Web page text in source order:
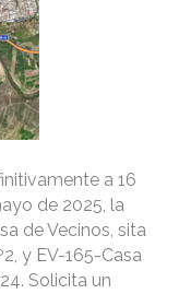
a 16
de 2025, la
de Vecinos, sita
y EV-165-Casa
Solicita un